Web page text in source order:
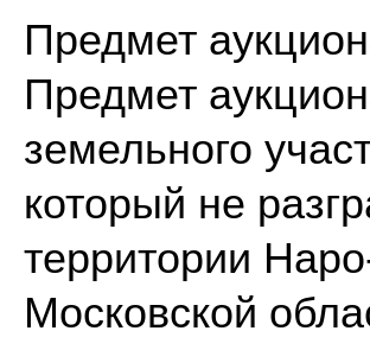
Предмет
Предмет
земельного
который не
территории
Московской